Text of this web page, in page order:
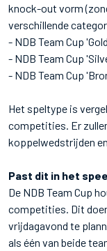
knock-out vorm
verschillende
- NDB Team Cup
- NDB Team Cup
- NDB Team Cup
Het speltype is
competities. Er
koppelwedstrijden
Past dit in het
De NDB Team Cup
competities. Dit
vrijdagavond te
als één van beide